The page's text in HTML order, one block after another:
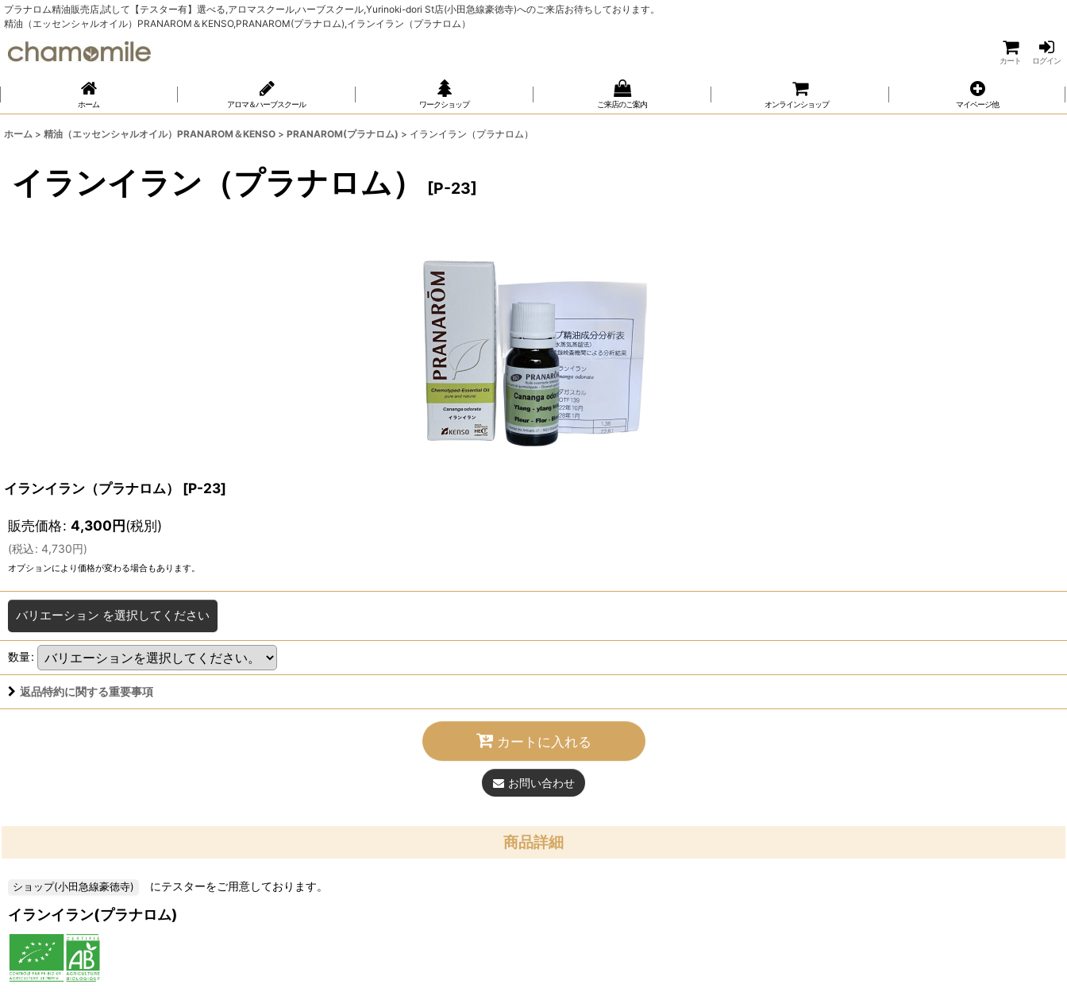
プラナロム精油販売店,試して【テスター有】選べる,アロマスクール,ハーブスクール,Yurinoki-dori St店(小田急線豪徳寺)へのご来店お待ちしております。
精油（エッセンシャルオイル）PRANAROM＆KENSO,PRANAROM(プラナロム),イランイラン（プラナロム）
カート ログイン
ホーム アロマ＆ハーブスクール ワークショップ ご来店のご案内 オンラインショップ マイページ他
ホーム > 精油（エッセンシャルオイル）PRANAROM＆KENSO > PRANAROM(プラナロム) > イランイラン（プラナロム）
イランイラン（プラナロム） [P-23]
イランイラン（プラナロム） [P-23]
販売価格: 4,300円(税別)
(税込: 4,730円)
オプションにより価格が変わる場合もあります。
バリエーション を選択してください
数量:
返品特約に関する重要事項
カートに入れる
お問い合わせ
商品詳細
にテスターをご用意しております。
イランイラン(プラナロム)